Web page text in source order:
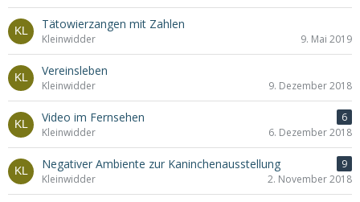
Tätowierzangen mit Zahlen
Kleinwidder 9. Mai 2019
Vereinsleben
Kleinwidder 9. Dezember 2018
Video im Fernsehen
6
Kleinwidder
6. Dezember 2018
Negativer Ambiente zur Kaninchenausstellung
9
Kleinwidder
2. November 2018